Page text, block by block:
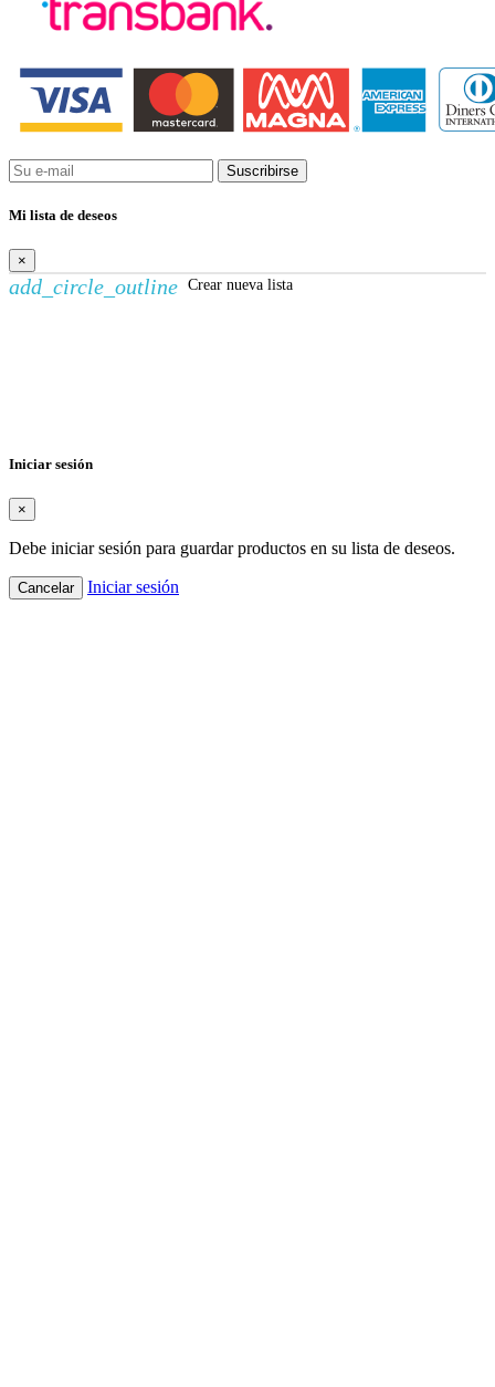
Suscribirse
Mi lista de deseos
×
add_circle_outline Crear nueva lista
Iniciar sesión
×
Debe iniciar sesión para guardar productos en su lista de deseos.
Cancelar Iniciar sesión